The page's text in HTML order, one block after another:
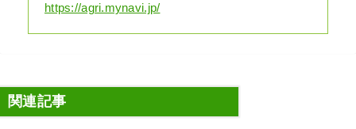
https://agri.mynavi.jp/
関連記事